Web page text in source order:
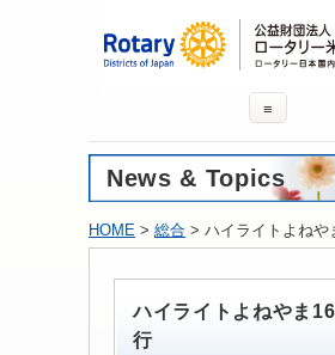
≡
News & Topics
HOME > 総合 > ハイライトよねや
ハイライトよねやま
行